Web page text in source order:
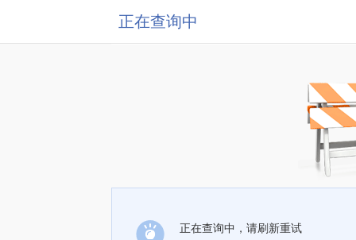
正在查询中
正在查询中，请刷新重试